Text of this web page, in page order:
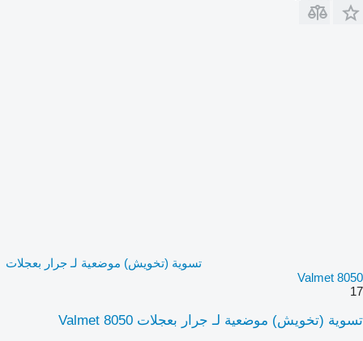
تسوية (تخويش) موضعية لـ جرار بعجلات
Valmet 8050
17
تسوية (تخويش) موضعية لـ جرار بعجلات Valmet 8050